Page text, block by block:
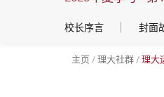
校长序言 封面
主页 理大社群 理大